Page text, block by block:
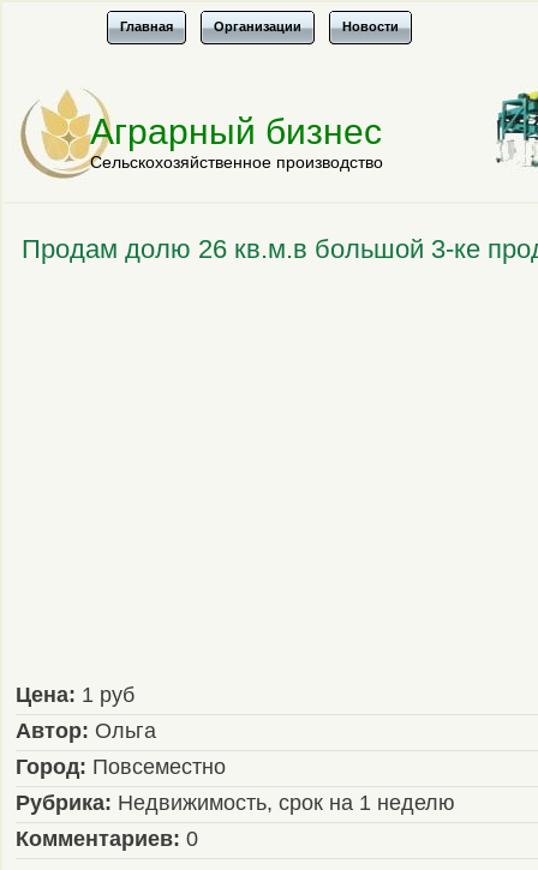
Главная Организации Новости
Аграрный бизнес
Сельскохозяйственное производство
Продам долю 26 кв.м.в большой 3-ке
Цена: 1 руб
Автор: Ольга
Город: Повсеместно
Рубрика: Недвижимость, срок на 1 неделю
Комментариев: 0